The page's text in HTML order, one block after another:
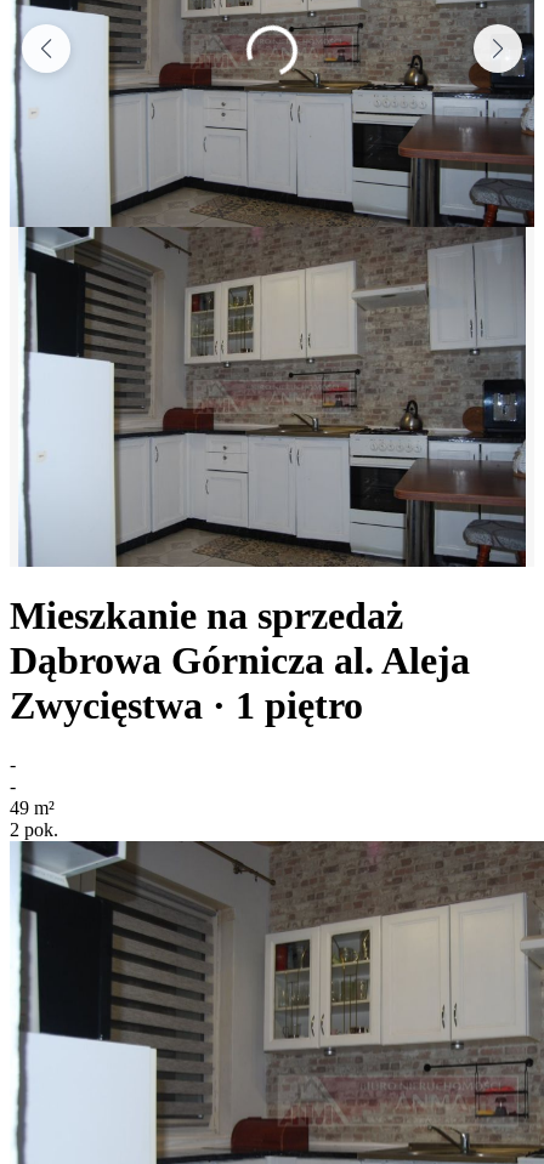
Mieszkanie na sprzedaż
Dąbrowa Górnicza al. Aleja
Zwycięstwa · 1 piętro
-
-
49 m²
2 pok.